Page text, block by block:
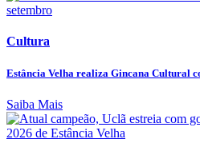
Cultura
Estância Velha realiza Gincana Cultural
Saiba Mais